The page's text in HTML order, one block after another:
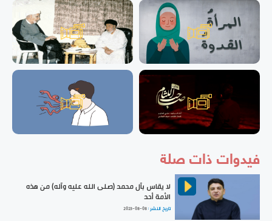
فيدوات ذات صلة
لا يقاس بآل محمد (صلى الله عليه وآله) من هذه
الأمة أحد
تاريخ النشر :2023-08-08